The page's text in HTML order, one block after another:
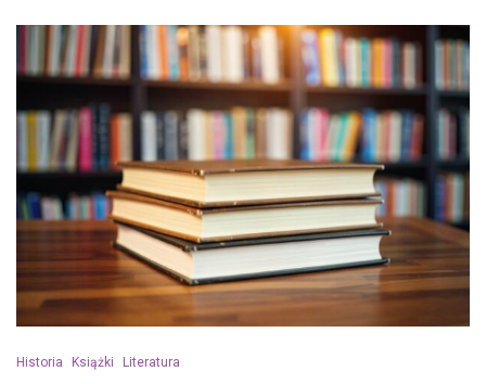
Historia Książki Literatura